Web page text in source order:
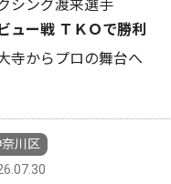
シング渡来選手
ュー戦 ＴＫＯで勝利
寺からプロの舞台へ
川区